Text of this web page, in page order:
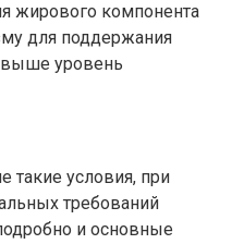
жирового компонента
для поддержания
выше уровень
такие условия, при
требований
и основные